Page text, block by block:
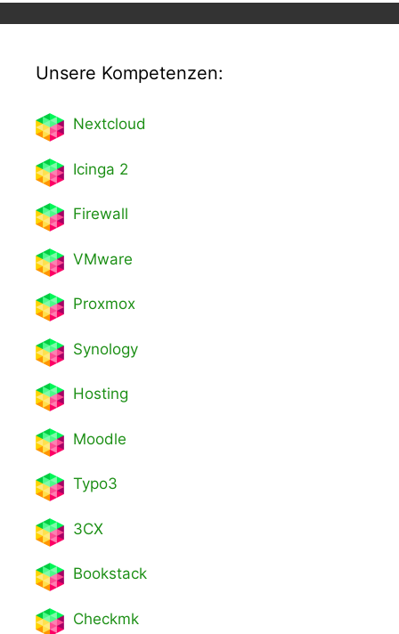
Unsere Kompetenzen:
Nextcloud
Icinga 2
Firewall
VMware
Proxmox
Synology
Hosting
Moodle
Typo3
3CX
Bookstack
Checkmk